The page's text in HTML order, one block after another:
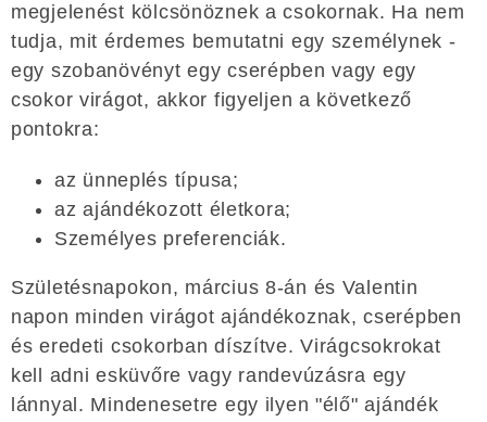
megjelenést kölcsönöznek a csokornak. Ha nem
tudja, mit érdemes bemutatni egy személynek -
egy szobanövényt egy cserépben vagy egy
csokor virágot, akkor figyeljen a következő
pontokra:
az ünneplés típusa;
az ajándékozott életkora;
Személyes preferenciák.
Születésnapokon, március 8-án és Valentin
napon minden virágot ajándékoznak, cserépben
és eredeti csokorban díszítve. Virágcsokrokat
kell adni esküvőre vagy randevúzásra egy
lánnyal. Mindenesetre egy ilyen "élő" ajándék